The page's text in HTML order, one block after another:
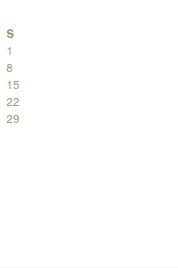
S
1
8
15
22
29